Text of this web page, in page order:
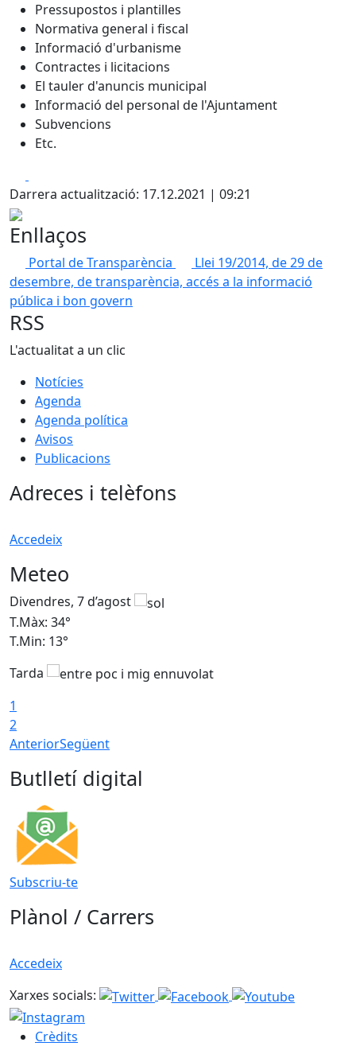
Pressupostos i plantilles
Normativa general i fiscal
Informació d'urbanisme
Contractes i licitacions
El tauler d'anuncis municipal
Informació del personal de l'Ajuntament
Subvencions
Etc.
Darrera actualització: 17.12.2021 | 09:21
Enllaços
Portal de Transparència
Llei 19/2014, de 29 de
desembre, de transparència, accés a la informació
pública i bon govern
RSS
L'actualitat a un clic
Notícies
Agenda
Agenda política
Avisos
Publicacions
Adreces i telèfons
Accedeix
Meteo
Divendres, 7 d’agost
T.Màx: 34°
T.Min: 13°
Tarda
1
2
AnteriorSegüent
Butlletí digital
Subscriu-te
Plànol / Carrers
Accedeix
Xarxes socials:
Crèdits